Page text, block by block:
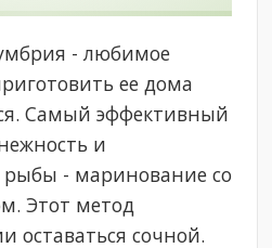
- любимое
ее дома
Самый эффективный
и
- маринование со
Этот метод
оставаться сочной.